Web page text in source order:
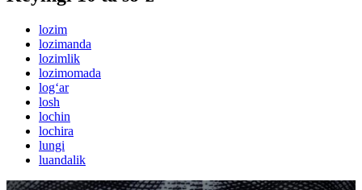
lozim
lozimanda
lozimlik
lozimomada
log‘ar
losh
lochin
lochira
lungi
luandalik